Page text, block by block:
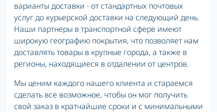
варианты доставки - от стандартных почтовых
услуг до курьерской доставки на следующий день.
Наши партнеры в транспортной сфере имеют
широкую географию покрытия, что позволяет нам
доставлять товары в крупные города, а также в
регионы, находящиеся в отдалении от центров.
Мы ценим каждого нашего клиента и стараемся
сделать все возможное, чтобы он мог получить
свой заказ в кратчайшие сроки и с минимальными